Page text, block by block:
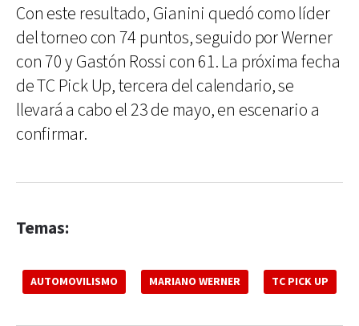
Con este resultado, Gianini quedó como líder
del torneo con 74 puntos, seguido por Werner
con 70 y Gastón Rossi con 61. La próxima fecha
de TC Pick Up, tercera del calendario, se
llevará a cabo el 23 de mayo, en escenario a
confirmar.
Temas:
AUTOMOVILISMO MARIANO WERNER TC PICK UP